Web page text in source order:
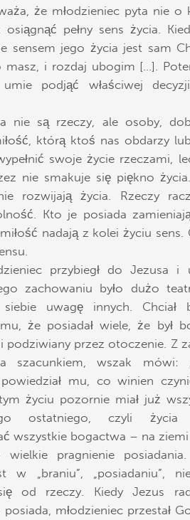
że młodzieniec pyta nie o
pełny sens życia.
sensem jego życia jest sam
masz, i rozdaj ubogim […].
podjąć właściwej
nie są rzeczy, ale osoby,
którą ktoś nas obdarzy
swoje życie rzeczami,
nie smakuje się piękno
rozwijają życia. Rzeczy
Kto je posiada
nadają z kolei życiu sens.
przybiegł do Jezusa i
zachowaniu było dużo
uwagę innych. Chciał
że posiadał wiele, że był
podziwiany przez otoczenie. Z
szacunkiem, wszak mówi:
mu, co winien
życiu pozornie miał już
ostatniego, czyli życia
wszystkie bogactwa – na ziemi
wielkie pragnienie
w „braniu”, „posiadaniu”,
od rzeczy. Kiedy Jezus
młodzieniec przestał